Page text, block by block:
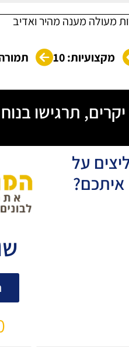
מעולה מענה מהיר ואדיב
מקצועיות: 10
יקרים, תרגישו
על
איתכם?